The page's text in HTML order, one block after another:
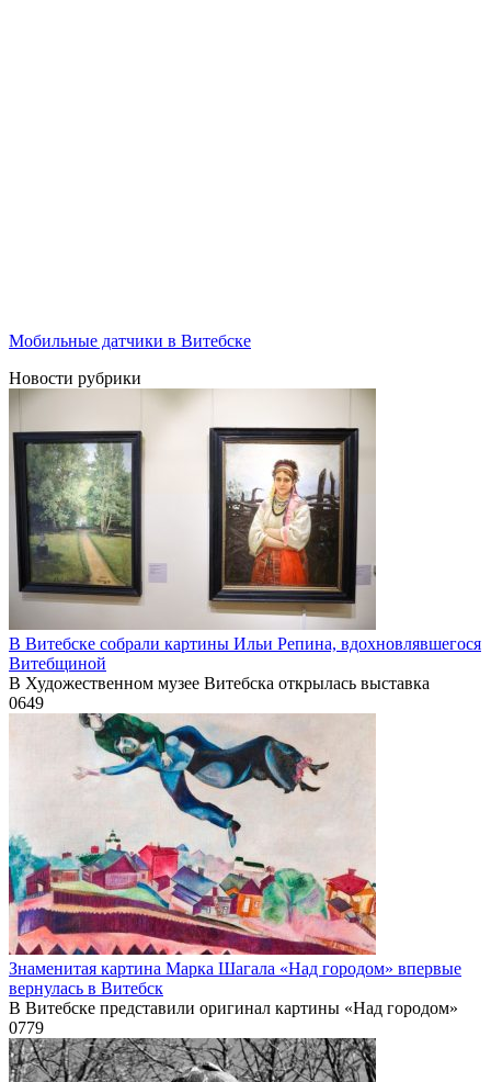
Мобильные датчики в Витебске
Новости рубрики
В Витебске собрали картины Ильи Репина, вдохновлявшегося
Витебщиной
В Художественном музее Витебска открылась выставка
0649
Знаменитая картина Марка Шагала «Над городом» впервые
вернулась в Витебск
В Витебске представили оригинал картины «Над городом»
0779